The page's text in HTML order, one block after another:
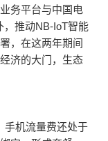
务平台与中国电
，推动NB-IoT智能
，在这两年期间
济的大门，生态
手机流量费还处于